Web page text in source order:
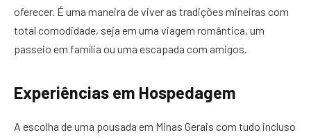
oferecer. É uma maneira de viver as tradições mineiras com
total comodidade, seja em uma viagem romântica, um
passeio em família ou uma escapada com amigos.
Experiências em Hospedagem
A escolha de uma pousada em Minas Gerais com tudo incluso